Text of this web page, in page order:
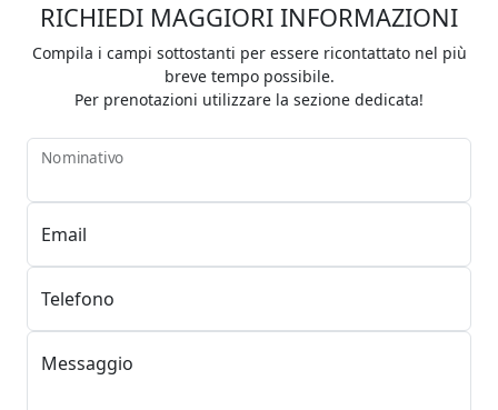
RICHIEDI MAGGIORI INFORMAZIONI
Compila i campi sottostanti per essere ricontattato nel più
breve tempo possibile.
Per prenotazioni utilizzare la sezione dedicata!
Nominativo
Email
Telefono
Messaggio